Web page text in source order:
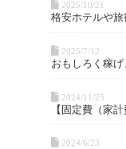
2025/10/21
格安ホテルや
2025/7/12
おもしろく稼げ
2024/11/25
【固定費（家
2024/6/23